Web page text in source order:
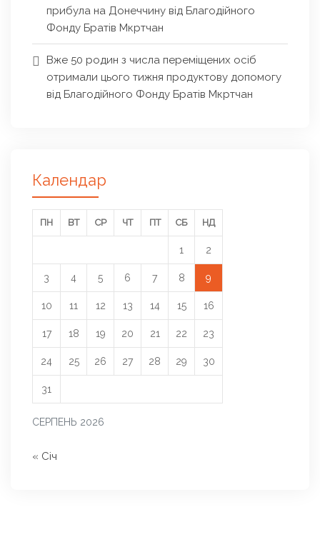
прибула на Донеччину від Благодійного
Фонду Братів Мкртчан
Вже 50 родин з числа переміщених осіб
отримали цього тижня продуктову допомогу
від Благодійного Фонду Братів Мкртчан
Календар
СЕРПЕНЬ 2026
ПН ВТ СР ЧТ ПТ СБ НД
1 2
3 4 5 6 7 8 9
10 11 12 13 14 15 16
17 18 19 20 21 22 23
24 25 26 27 28 29 30
31
« Січ